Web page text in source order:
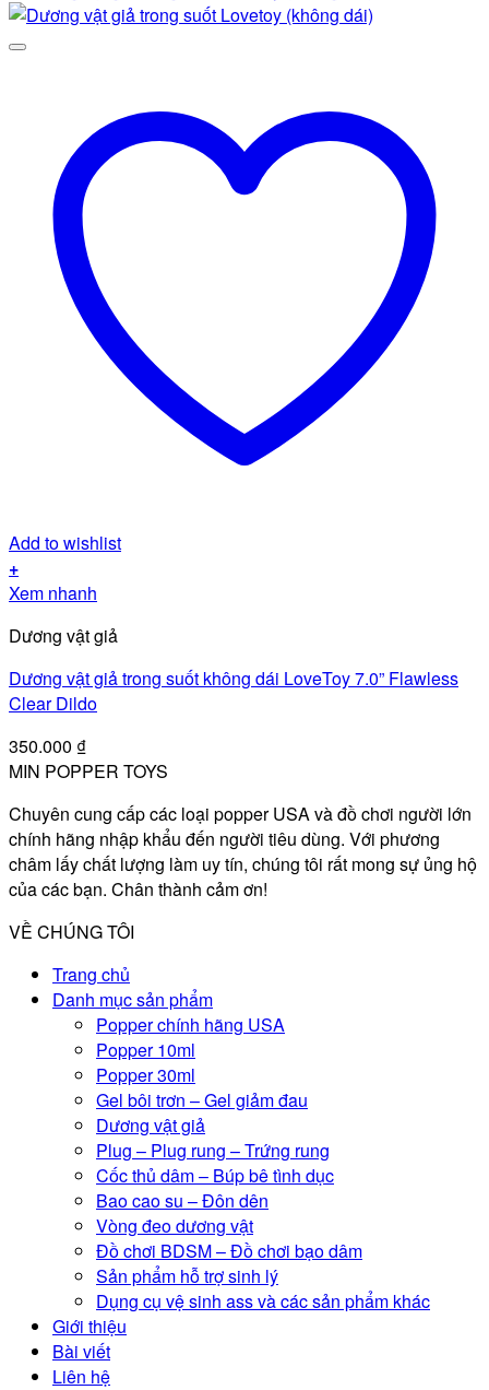
Add to wishlist
+
Xem nhanh
Dương vật giả
Dương vật giả trong suốt không dái LoveToy 7.0” Flawless
Clear Dildo
350.000 ₫
MIN POPPER TOYS
Chuyên cung cấp các loại popper USA và đồ chơi người lớn
chính hãng nhập khẩu đến người tiêu dùng. Với phương
châm lấy chất lượng làm uy tín, chúng tôi rất mong sự ủng hộ
của các bạn. Chân thành cảm ơn!
VỀ CHÚNG TÔI
Trang chủ
Danh mục sản phẩm
Popper chính hãng USA
Popper 10ml
Popper 30ml
Gel bôi trơn – Gel giảm đau
Dương vật giả
Plug – Plug rung – Trứng rung
Cốc thủ dâm – Búp bê tình dục
Bao cao su – Đôn dên
Vòng đeo dương vật
Đồ chơi BDSM – Đồ chơi bạo dâm
Sản phẩm hỗ trợ sinh lý
Dụng cụ vệ sinh ass và các sản phẩm khác
Giới thiệu
Bài viết
Liên hệ